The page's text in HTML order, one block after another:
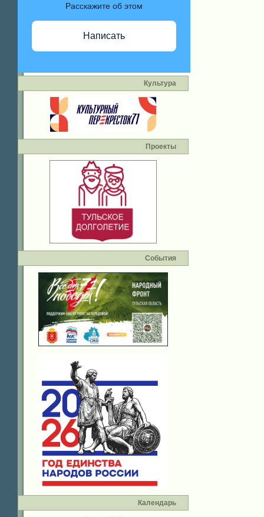
Расскажите об этом
Написать
Культура
Проекты
События
Календарь